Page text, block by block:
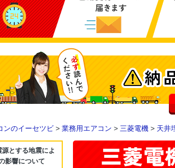
ンのイーセツビ > 業務用エアコン > 三菱電機 > 天井
とする地震によ
影響について